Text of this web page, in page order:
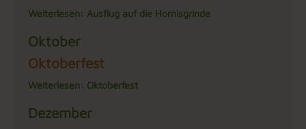
Weiterlesen: Ausflug auf die Hornisgrinde
Oktober
Oktoberfest
Weiterlesen: Oktoberfest
Dezember